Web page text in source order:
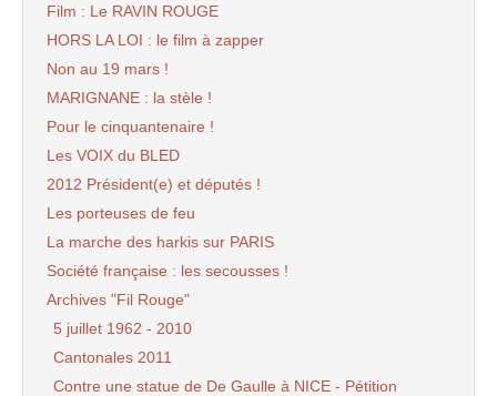
Film : Le RAVIN ROUGE
HORS LA LOI : le film à zapper
Non au 19 mars !
MARIGNANE : la stèle !
Pour le cinquantenaire !
Les VOIX du BLED
2012 Président(e) et députés !
Les porteuses de feu
La marche des harkis sur PARIS
Société française : les secousses !
Archives "Fil Rouge"
5 juillet 1962 - 2010
Cantonales 2011
Contre une statue de De Gaulle à NICE - Pétition